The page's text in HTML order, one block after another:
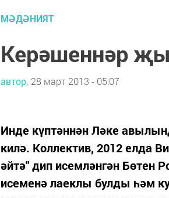
МӘДӘНИЯТ
Керәшеннәр
автор, 28 март 2013 - 05:07
Инде күптәннән Ләке
килә. Коллектив, 2012 елда
әйтә" дип исемләнгән Бөтен
исеменә лаеклы булды һәм